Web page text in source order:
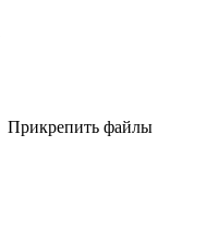
Прикрепить файлы